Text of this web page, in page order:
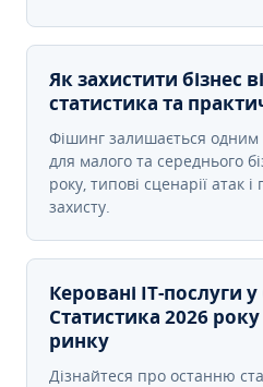
Як захистити бізнес
статистика та
Фішинг залишається одним
для малого та середнього
року, типові сценарії атак
захисту.
Керовані ІТ-послуги
Статистика 2026
ринку
Дізнайтеся про останню